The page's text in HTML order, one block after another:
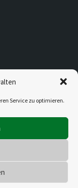
Service zu optimieren.